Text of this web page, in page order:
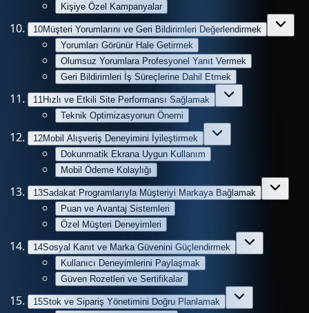
Kişiye Özel Kampanyalar
10Müşteri Yorumlarını ve Geri Bildirimleri Değerlendirmek
Yorumları Görünür Hale Getirmek
Olumsuz Yorumlara Profesyonel Yanıt Vermek
Geri Bildirimleri İş Süreçlerine Dahil Etmek
11 Hızlı ve Etkili Site Performansı Sağlamak
Teknik Optimizasyonun Önemi
12Mobil Alışveriş Deneyimini İyileştirmek
Dokunmatik Ekrana Uygun Kullanım
Mobil Ödeme Kolaylığı
13Sadakat Programlarıyla Müşteriyi Markaya Bağlamak
Puan ve Avantaj Sistemleri
Özel Müşteri Deneyimleri
14Sosyal Kanıt ve Marka Güvenini Güçlendirmek
Kullanıcı Deneyimlerini Paylaşmak
Güven Rozetleri ve Sertifikalar
15Stok ve Sipariş Yönetimini Doğru Planlamak